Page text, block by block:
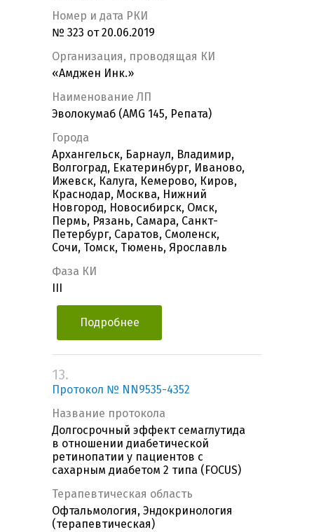
Номер и дата РКИ
№ 323 от 20.06.2019
Организация, проводящая КИ
«Амджен Инк.»
Наименование ЛП
Эволокумаб (AMG 145, Репата)
Города
Архангельск, Барнаул, Владимир,
Волгоград, Екатеринбург, Иваново,
Ижевск, Калуга, Кемерово, Киров,
Краснодар, Москва, Нижний
Новгород, Новосибирск, Омск,
Пермь, Рязань, Самара, Санкт-
Петербург, Саратов, Смоленск,
Сочи, Томск, Тюмень, Ярославль
Фаза КИ
Подробнее
13.
Протокол № NN9535-4352
Название протокола
Долгосрочный эффект семаглутида
в отношении диабетической
ретинопатии у пациентов с
сахарным диабетом 2 типа (FOCUS)
Терапевтическая область
Офтальмология, Эндокринология
(терапевтическая)